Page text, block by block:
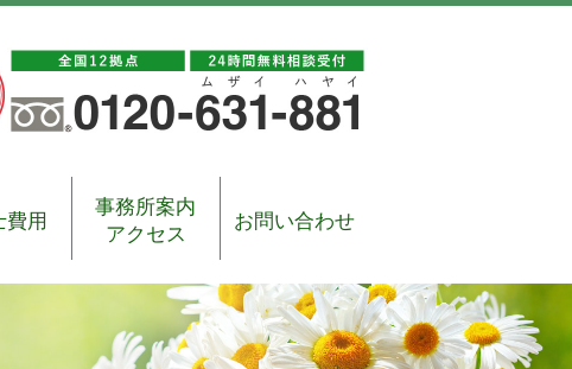
費用
事務所案内
アクセス
お問い合わせ